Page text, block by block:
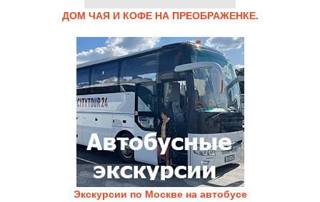
ДОМ ЧАЯ И КОФЕ НА ПРЕОБРАЖЕНКЕ.
Экскурсии по Москве на автобусе